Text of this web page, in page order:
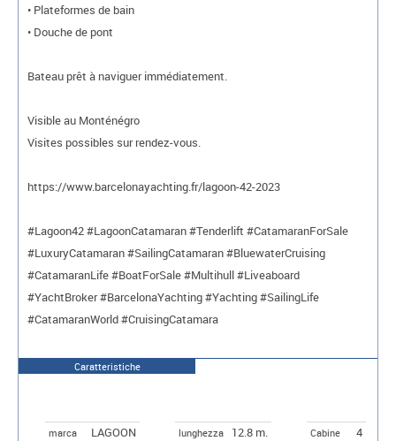
• Plateformes de bain
• Douche de pont
Bateau prêt à naviguer immédiatement.
Visible au Monténégro
Visites possibles sur rendez-vous.
https://www.barcelonayachting.fr/lagoon-42-2023
#Lagoon42 #LagoonCatamaran #Tenderlift #CatamaranForSale
#LuxuryCatamaran #SailingCatamaran #BluewaterCruising
#CatamaranLife #BoatForSale #Multihull #Liveaboard
#YachtBroker #BarcelonaYachting #Yachting #SailingLife
#CatamaranWorld #CruisingCatamara
Caratteristiche
marca LAGOON lunghezza 12.8 m. Cabine 4